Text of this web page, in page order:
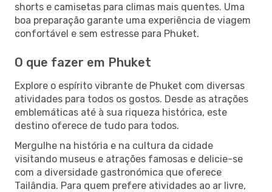
shorts e camisetas para climas mais quentes. Uma
boa preparação garante uma experiência de viagem
confortável e sem estresse para Phuket.
O que fazer em Phuket
Explore o espírito vibrante de Phuket com diversas
atividades para todos os gostos. Desde as atrações
emblemáticas até à sua riqueza histórica, este
destino oferece de tudo para todos.
Mergulhe na história e na cultura da cidade
visitando museus e atrações famosas e delicie-se
com a diversidade gastronómica que oferece
Tailândia. Para quem prefere atividades ao ar livre,